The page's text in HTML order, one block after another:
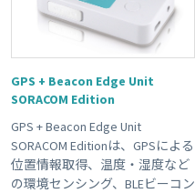
GPS + Beacon Edge Unit
SORACOM Edition
GPS + Beacon Edge Unit
SORACOM Editionは、GPSによる
位置情報取得、温度・湿度など
の環境センシング、BLEビーコン